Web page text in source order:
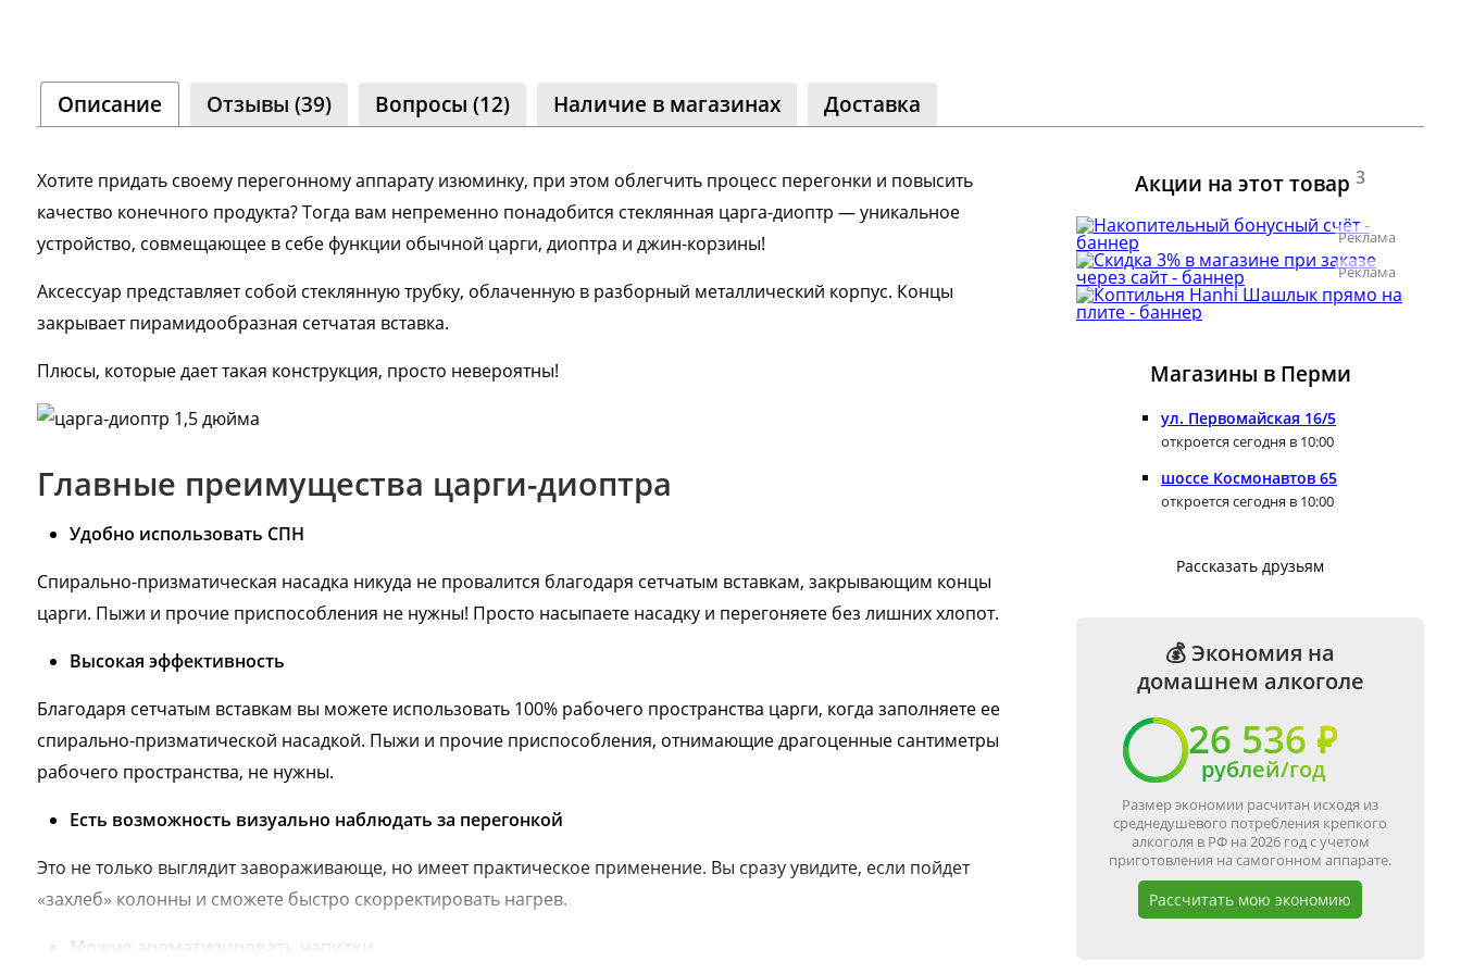
Описание Отзывы (39) Вопросы (12) Наличие в магазинах Доставка
Хотите придать своему перегонному аппарату изюминку, при этом облегчить процесс перегонки и повысить
качество конечного продукта? Тогда вам непременно понадобится стеклянная царга-диоптр — уникальное
устройство, совмещающее в себе функции обычной царги, диоптра и джин-корзины!
Аксессуар представляет собой стеклянную трубку, облаченную в разборный металлический корпус. Концы
закрывает пирамидообразная сетчатая вставка.
Плюсы, которые дает такая конструкция, просто невероятны!
Главные преимущества царги-диоптра
Удобно использовать СПН
Спирально-призматическая насадка никуда не провалится благодаря сетчатым вставкам, закрывающим концы
царги. Пыжи и прочие приспособления не нужны! Просто насыпаете насадку и перегоняете без лишних хлопот.
Высокая эффективность
Благодаря сетчатым вставкам вы можете использовать 100% рабочего пространства царги, когда заполняете ее
спирально-призматической насадкой. Пыжи и прочие приспособления, отнимающие драгоценные сантиметры
рабочего пространства, не нужны.
Есть возможность визуально наблюдать за перегонкой
Это не только выглядит завораживающе, но имеет практическое применение. Вы сразу увидите, если пойдет
«захлеб» колонны и сможете быстро скорректировать нагрев.
Можно ароматизировать напитки
Акции на этот товар 3
Реклама
Реклама
Магазины в Перми
ул. Первомайская 16/5
откроется сегодня в 10:00
шоссе Космонавтов 65
откроется сегодня в 10:00
Рассказать друзьям
💰 Экономия на
домашнем алкоголе
26 536 ₽
рублей/год
Размер экономии расчитан исходя из
среднедушевого потребления крепкого
алкоголя в РФ на 2026 год с учетом
приготовления на самогонном аппарате.
Рассчитать мою экономию